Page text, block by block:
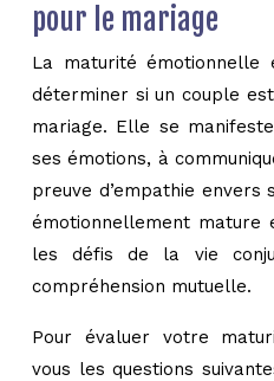
pour le mariage
La maturité
déterminer si un couple
mariage. Elle se
ses émotions, à
preuve d’empathie
émotionnellement
les défis de la vie
compréhension mutuelle.
Pour évaluer votre
vous les questions